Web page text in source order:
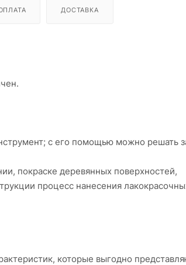
ДОСТАВКА
с его помощью можно решать
покраске деревянных поверхностей,
процесс нанесения
которые выгодно